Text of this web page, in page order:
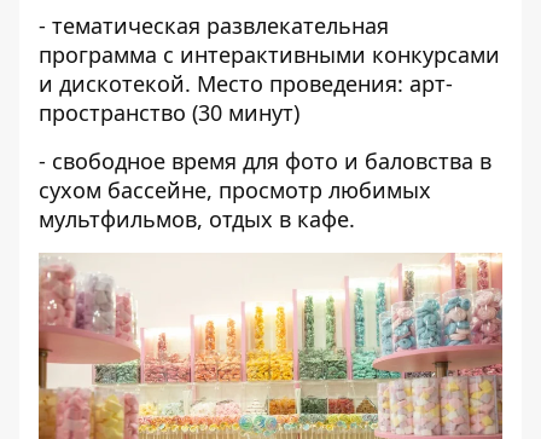
- тематическая развлекательная
программа с интерактивными конкурсами
и дискотекой. Место проведения: арт-
пространство (30 минут)
- свободное время для фото и баловства в
сухом бассейне, просмотр любимых
мультфильмов, отдых в кафе.